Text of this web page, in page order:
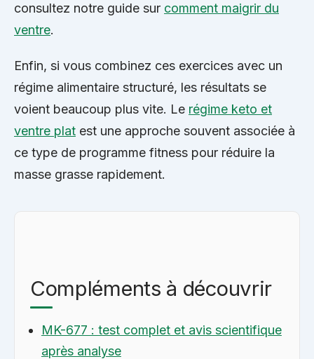
consultez notre guide sur comment maigrir du
ventre.
Enfin, si vous combinez ces exercices avec un
régime alimentaire structuré, les résultats se
voient beaucoup plus vite. Le régime keto et
ventre plat est une approche souvent associée à
ce type de programme fitness pour réduire la
masse grasse rapidement.
Compléments à découvrir
MK-677 : test complet et avis scientifique
après analyse